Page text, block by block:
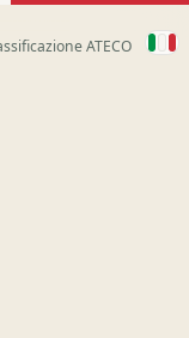
ATECO